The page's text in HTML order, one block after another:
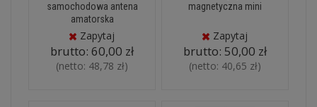
samochodowa antena
amatorska
Zapytaj
brutto: 60,00 zł
(netto: 48,78 zł)
magnetyczna mini
Zapytaj
brutto: 50,00 zł
(netto: 40,65 zł)